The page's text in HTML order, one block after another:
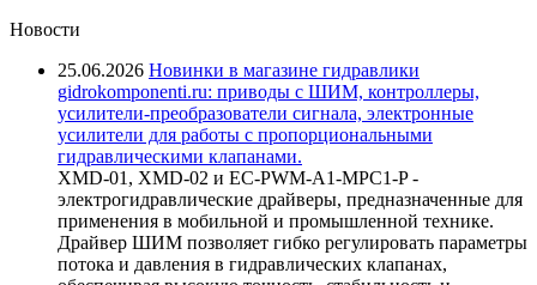
Новости
25.06.2026 Новинки в магазине гидравлики
gidrokomponenti.ru: приводы с ШИМ, контроллеры,
усилители-преобразователи сигнала, электронные
усилители для работы с пропорциональными
гидравлическими клапанами.
XMD-01, XMD-02 и EC-PWM-A1-MPC1-P -
электрогидравлические драйверы, предназначенные для
применения в мобильной и промышленной технике.
Драйвер ШИМ позволяет гибко регулировать параметры
потока и давления в гидравлических клапанах,